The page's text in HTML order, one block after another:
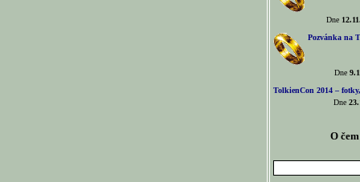
Dne
Pozvánka na
Dne
TolkienCon 2014 –
Dne
O